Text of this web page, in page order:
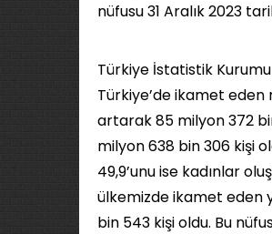
nüfusu 31 Aralık 2023
Türkiye İstatistik Kurumu
Türkiye’de ikamet eden
artarak 85 milyon 372
milyon 638 bin 306 kişi
49,9’unu ise kadınlar
ülkemizde ikamet eden
bin 543 kişi oldu. Bu